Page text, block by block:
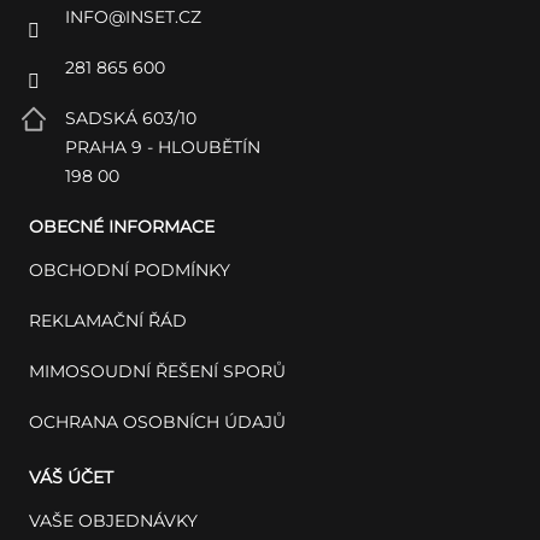
INFO@INSET.CZ
281 865 600
SADSKÁ 603/10
PRAHA 9 - HLOUBĚTÍN
198 00
OBECNÉ INFORMACE
OBCHODNÍ PODMÍNKY
REKLAMAČNÍ ŘÁD
MIMOSOUDNÍ ŘEŠENÍ SPORŮ
OCHRANA OSOBNÍCH ÚDAJŮ
VÁŠ ÚČET
VAŠE OBJEDNÁVKY